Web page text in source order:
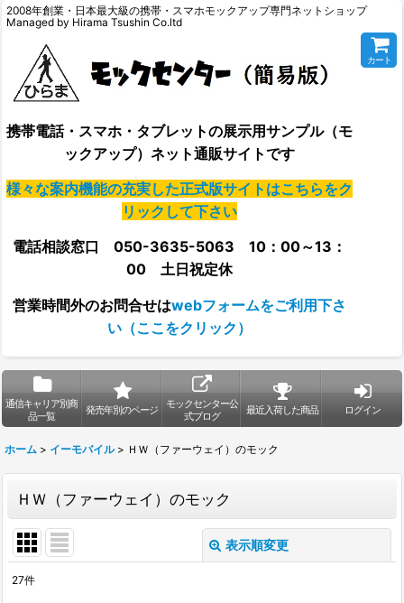
2008年創業・日本最大級の携帯・スマホモックアップ専門ネットショップ
Managed by Hirama Tsushin Co.ltd
携帯電話・スマホ・タブレットの展示用サンプル（モ
ックアップ）ネット通販サイトです
様々な案内機能の充実した正式版サイトはこちらをク
リックして下さい
電話相談窓口 050-3635-5063 10：00～13：
00 土日祝定休
営業時間外のお問合せはwebフォームをご利用下さ
い（ここをクリック）
カート
通信キャリア別商
品一覧
発売年別のページ
モックセンター公
式ブログ
最近入荷した商品 ログイン
ホーム > イーモバイル > ＨＷ（ファーウェイ）のモック
ＨＷ（ファーウェイ）のモック
表示順変更
27件